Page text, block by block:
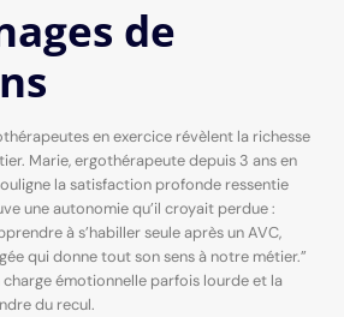
de
en exercice révèlent la richesse
Marie, ergothérapeute depuis 3 ans en
la satisfaction profonde ressentie
une autonomie qu’il croyait perdue :
à s’habiller seule après un AVC,
qui donne tout son sens à notre métier.”
émotionnelle parfois lourde et la
du recul.